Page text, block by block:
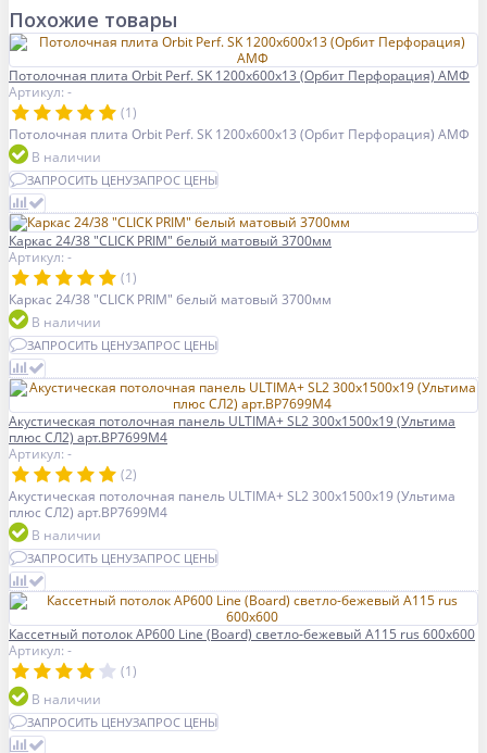
Похожие товары
Потолочная плита Orbit Perf. SK 1200x600x13 (Орбит Перфорация) АМФ
Артикул: -
(1)
Потолочная плита Orbit Perf. SK 1200x600x13 (Орбит Перфорация) АМФ
В наличии
ЗАПРОСИТЬ ЦЕНУЗАПРОС ЦЕНЫ
Каркас 24/38 "CLICK PRIM" белый матовый 3700мм
Артикул: -
(1)
Каркас 24/38 "CLICK PRIM" белый матовый 3700мм
В наличии
ЗАПРОСИТЬ ЦЕНУЗАПРОС ЦЕНЫ
Акустическая потолочная панель ULTIMA+ SL2 300x1500x19 (Ультима
плюс СЛ2) арт.BP7699M4
Артикул: -
(2)
Акустическая потолочная панель ULTIMA+ SL2 300x1500x19 (Ультима
плюс СЛ2) арт.BP7699M4
В наличии
ЗАПРОСИТЬ ЦЕНУЗАПРОС ЦЕНЫ
Кассетный потолок AP600 Line (Board) светло-бежевый А115 rus 600x600
Артикул: -
(1)
В наличии
ЗАПРОСИТЬ ЦЕНУЗАПРОС ЦЕНЫ